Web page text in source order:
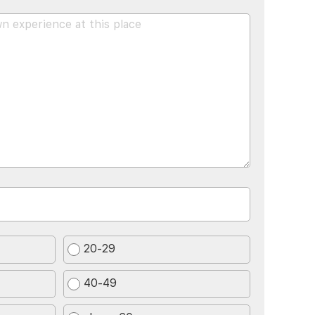
20-29
40-49